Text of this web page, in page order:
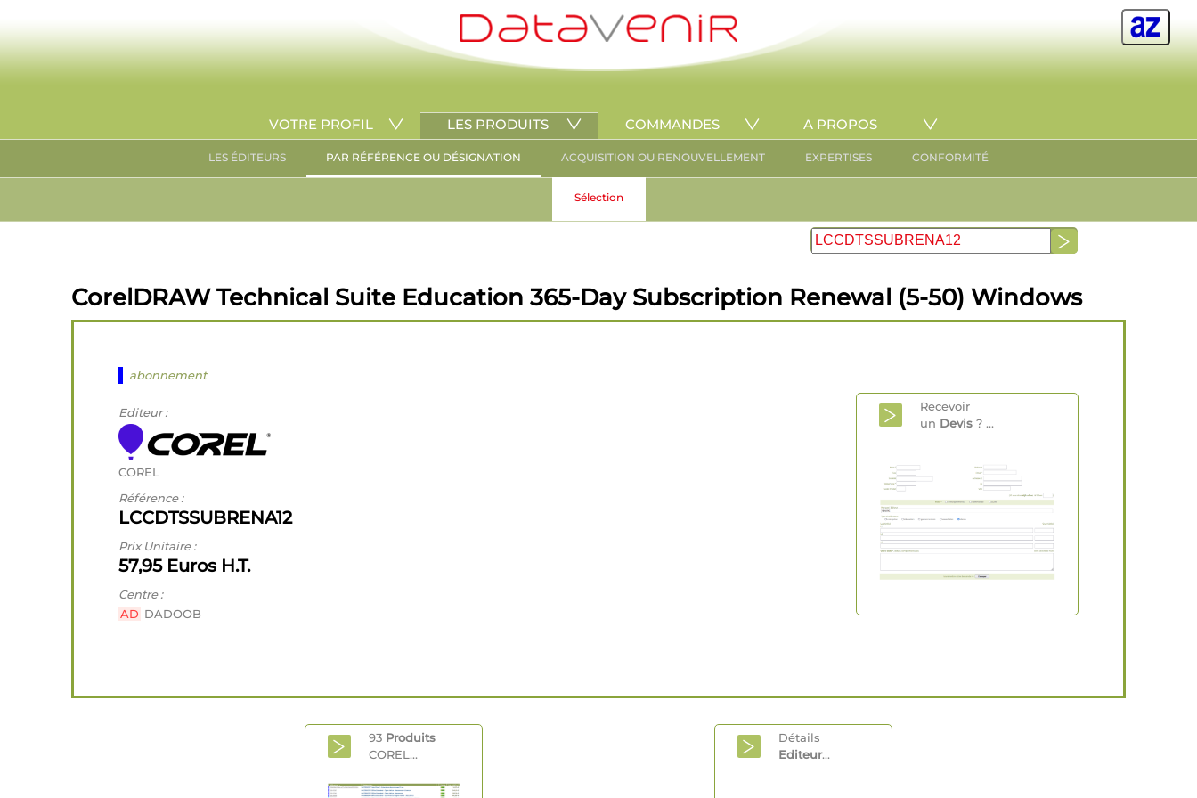
VOTRE PROFIL LES PRODUITS COMMANDES A PROPOS
LES ÉDITEURS PAR RÉFÉRENCE OU DÉSIGNATION ACQUISITION OU RENOUVELLEMENT EXPERTISES CONFORMITÉ
Sélection
CorelDRAW Technical Suite Education 365-Day Subscription Renewal (5-50) Windows
abonnement
Editeur :
COREL
Référence :
LCCDTSSUBRENA12
Prix Unitaire :
57,95 Euros H.T.
Centre :
AD DADOOB
Recevoir
un Devis ? ...
93 Produits
COREL...
Détails
Editeur...